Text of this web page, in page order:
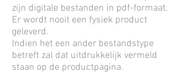
zijn digitale bestanden in pdf-formaat.
Er wordt nooit een fysiek product
geleverd.
Indien het een ander bestandstype
betreft zal dat uitdrukkelijk vermeld
staan op de productpagina.